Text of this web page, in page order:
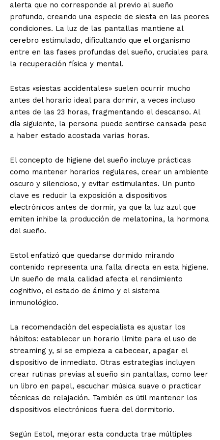
alerta que no corresponde al previo al sueño
profundo, creando una especie de siesta en las peores
condiciones. La luz de las pantallas mantiene al
cerebro estimulado, dificultando que el organismo
entre en las fases profundas del sueño, cruciales para
la recuperación física y mental.
Estas «siestas accidentales» suelen ocurrir mucho
antes del horario ideal para dormir, a veces incluso
antes de las 23 horas, fragmentando el descanso. Al
día siguiente, la persona puede sentirse cansada pese
a haber estado acostada varias horas.
El concepto de higiene del sueño incluye prácticas
como mantener horarios regulares, crear un ambiente
oscuro y silencioso, y evitar estimulantes. Un punto
clave es reducir la exposición a dispositivos
electrónicos antes de dormir, ya que la luz azul que
emiten inhibe la producción de melatonina, la hormona
del sueño.
Estol enfatizó que quedarse dormido mirando
contenido representa una falla directa en esta higiene.
Un sueño de mala calidad afecta el rendimiento
cognitivo, el estado de ánimo y el sistema
inmunológico.
La recomendación del especialista es ajustar los
hábitos: establecer un horario límite para el uso de
streaming y, si se empieza a cabecear, apagar el
dispositivo de inmediato. Otras estrategias incluyen
crear rutinas previas al sueño sin pantallas, como leer
un libro en papel, escuchar música suave o practicar
técnicas de relajación. También es útil mantener los
dispositivos electrónicos fuera del dormitorio.
Según Estol, mejorar esta conducta trae múltiples